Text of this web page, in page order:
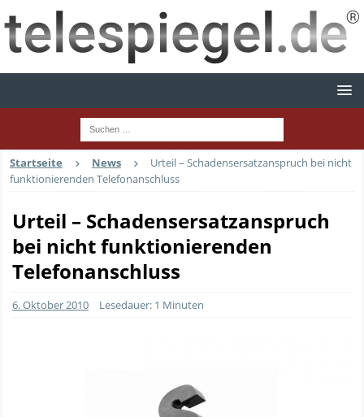
Startseite News
Urteil – Schadensersatzanspruch bei nicht
funktionierenden Telefonanschluss
Urteil – Schadensersatzanspruch
bei nicht funktionierenden
Telefonanschluss
6. Oktober 2010 Lesedauer: 1 Minuten